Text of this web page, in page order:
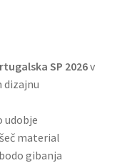
SP 2026v
dizajnu
udobje
material
gibanja